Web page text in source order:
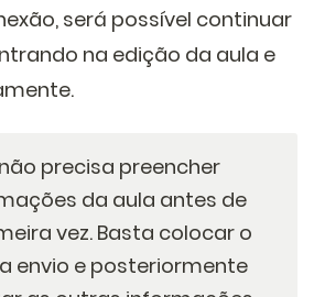
será possível continuar
na edição da aula e
precisa preencher
da aula antes de
vez. Basta colocar o
envio e posteriormente